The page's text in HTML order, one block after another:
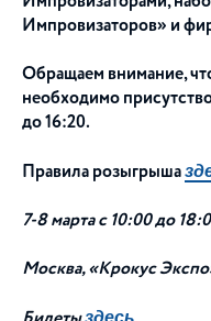
Импровизаторов» и
Обращаем внимание,
необходимо
до 16:20.
Правила розыгрыша
7-8 марта с 10:00 до
Москва, «Крокус